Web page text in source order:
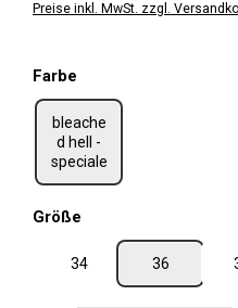
Preise inkl. MwSt. zzgl.
Farbe
bleache
d hell -
speciale
Größe
34 36